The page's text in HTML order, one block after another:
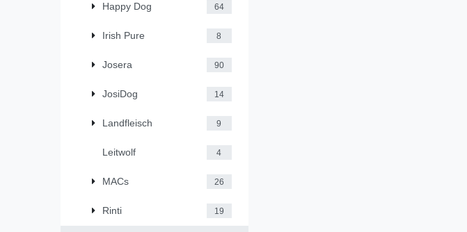
Happy Dog 64
Irish Pure 8
Josera 90
JosiDog 14
Landfleisch 9
Leitwolf 4
MACs 26
Rinti 19